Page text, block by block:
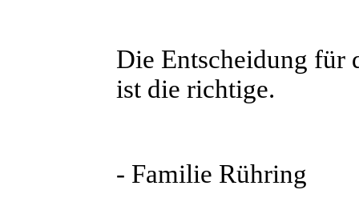
Die Entscheidung für
ist die richtige.
- Familie Rühring